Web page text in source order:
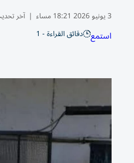
3 يونيو 2026 18:21 مساء | آخر
استمع دقائق القراءة - 1